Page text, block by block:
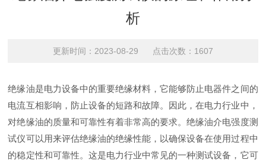
析
更新时间：2023-08-29 点击次数：1607
绝缘油是电力设备中的重要绝缘材料，它能够防止电器件之间的
电流互相影响，防止设备的短路和故障。因此，在电力行业中，
对绝缘油的质量和可靠性有着非常高的要求。绝缘油介电强度测
试仪可以用来评估绝缘油的绝缘性能，以确保设备在使用过程中
的稳定性和可靠性。这是电力行业中常见的一种测试设备，它可